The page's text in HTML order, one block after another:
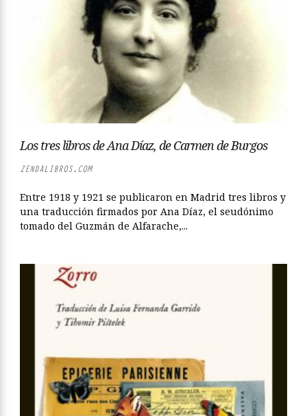
Los tres libros de Ana Díaz, de Carmen de Burgos
ZENDALIBROS.COM
Entre 1918 y 1921 se publicaron en Madrid tres libros y
una traducción firmados por Ana Díaz, el seudónimo
tomado del Guzmán de Alfarache,...